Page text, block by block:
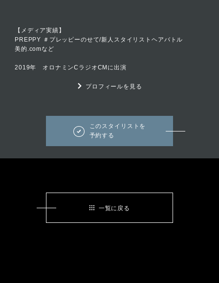
【メディア実績】
PREPPY ＃プレッピーのせて/新人スタイリストヘアバトル
美的.comなど
2019年 オロナミンCラジオCMに出演
プロフィールを見る
このスタイリストを
予約する
一覧に戻る